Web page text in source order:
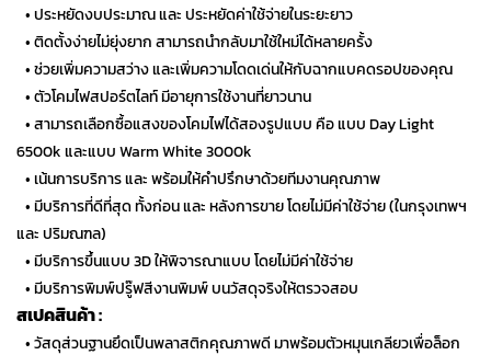
• ประหยัดงบประมาณ และ ประหยัดค่าใช้จ่ายในระยะยาว
• ติดตั้งง่ายไม่ยุ่งยาก สามารถนำกลับมาใช้ใหม่ได้หลายครั้ง
• ช่วยเพิ่มความสว่าง และเพิ่มความโดดเด่นให้กับฉากแบคดรอปของคุณ
• ตัวโคมไฟสปอร์ตไลท์ มีอายุการใช้งานที่ยาวนาน
• สามารถเลือกซื้อแสงของโคมไฟได้สองรูปแบบ คือ แบบ Day Light
6500k และแบบ Warm White 3000k
• เน้นการบริการ และ พร้อมให้คำปรึกษาด้วยทีมงานคุณภาพ
• มีบริการที่ดีที่สุด ทั้งก่อน และ หลังการขาย โดยไม่มีค่าใช้จ่าย (ในกรุงเทพฯ
และ ปริมณฑล)
• มีบริการขึ้นแบบ 3D ให้พิจารณาแบบ โดยไม่มีค่าใช้จ่าย
• มีบริการพิมพ์ปรู๊ฟสีงานพิมพ์ บนวัสดุจริงให้ตรวจสอบ
สเปคสินค้า :
• วัสดุส่วนฐานยึดเป็นพลาสติกคุณภาพดี มาพร้อมตัวหมุนเกลียวเพื่อล็อก